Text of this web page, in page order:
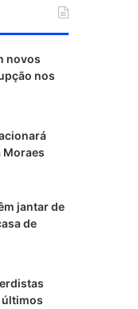
novos
nos
Moraes
jantar de
de
últimos